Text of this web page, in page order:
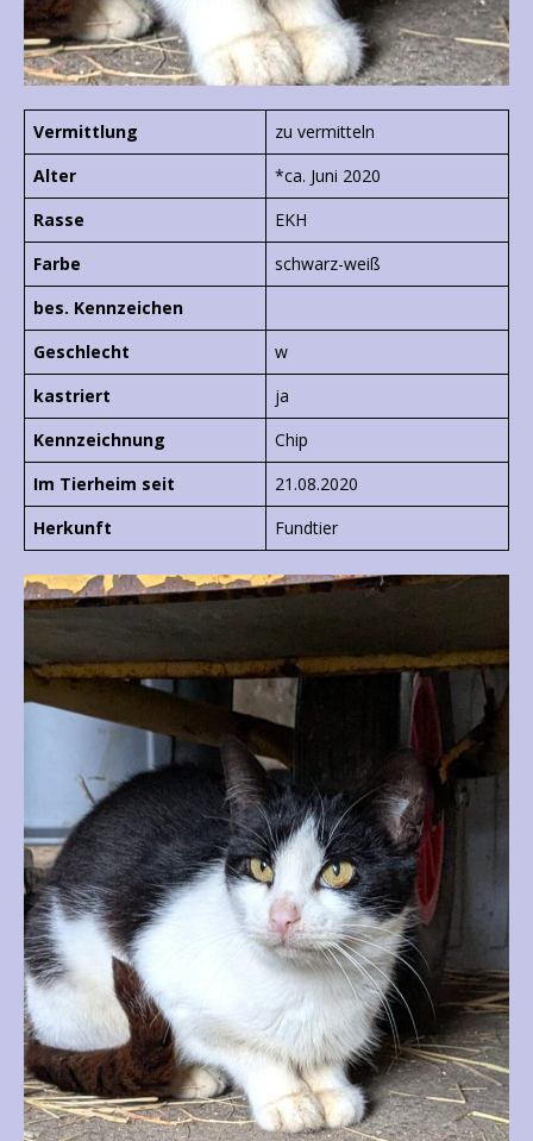
Vermittlung
zu vermitteln
Alter
*ca. Juni 2020
Rasse
EKH
Farbe
schwarz-weiß
bes. Kennzeichen
Geschlecht
w
kastriert
ja
Kennzeichnung
Chip
Im Tierheim seit
21.08.2020
Herkunft
Fundtier